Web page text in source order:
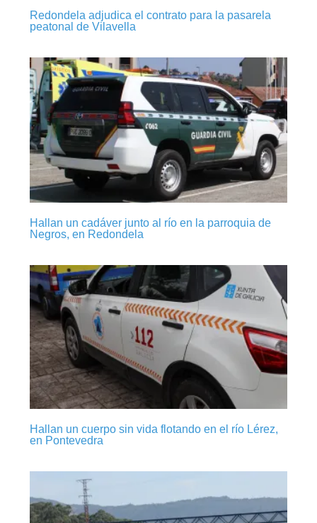
Redondela adjudica el contrato para la pasarela
peatonal de Vilavella
Hallan un cadáver junto al río en la parroquia de
Negros, en Redondela
Hallan un cuerpo sin vida flotando en el río Lérez,
en Pontevedra